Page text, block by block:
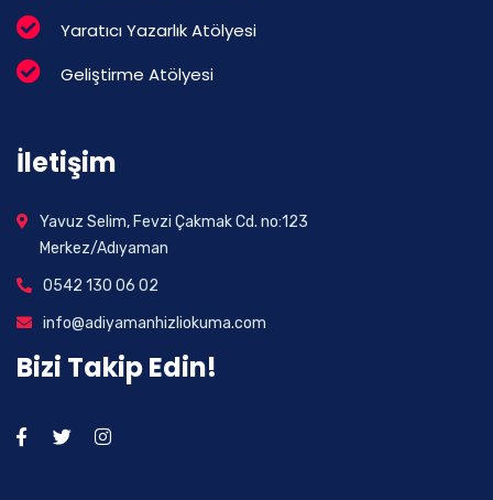
Yaratıcı Yazarlık Atölyesi
Geliştirme Atölyesi
İletişim
Yavuz Selim, Fevzi Çakmak Cd. no:123
Merkez/Adıyaman
0542 130 06 02
info@adiyamanhizliokuma.com
Bizi Takip Edin!